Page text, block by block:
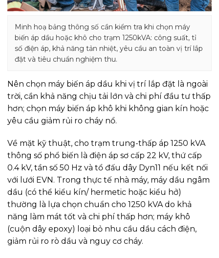
Minh hoạ bảng thông số cần kiểm tra khi chọn máy
biến áp dầu hoặc khô cho trạm 1250kVA: công suất, tỉ
số điện áp, khả năng tản nhiệt, yêu cầu an toàn vị trí lắp
đặt và tiêu chuẩn nghiệm thu.
Nên chọn máy biến áp dầu khi vị trí lắp đặt là ngoài
trời, cần khả năng chịu tải lớn và chi phí đầu tư thấp
hơn; chọn máy biến áp khô khi không gian kín hoặc
yêu cầu giảm rủi ro cháy nổ.
Về mặt kỹ thuật, cho trạm trung-thấp áp 1250 kVA
thông số phổ biến là điện áp sơ cấp 22 kV, thứ cấp
0.4 kV, tần số 50 Hz và tổ đấu dây Dyn11 nếu kết nối
với lưới EVN. Trong thực tế nhà máy, máy dầu ngâm
dầu (có thể kiểu kín/ hermetic hoặc kiểu hở)
thường là lựa chọn chuẩn cho 1250 kVA do khả
năng làm mát tốt và chi phí thấp hơn; máy khô
(cuộn dây epoxy) loại bỏ nhu cầu dầu cách điện,
giảm rủi ro rò dầu và nguy cơ cháy.